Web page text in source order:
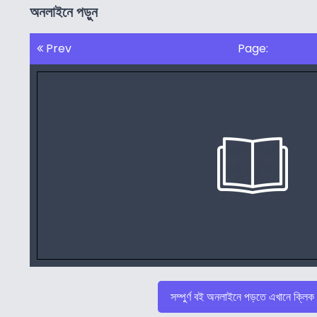
অনলাইনে পড়ুন
Prev Page:
সম্পুর্ণ বই অনলাইনে পড়তে এখানে